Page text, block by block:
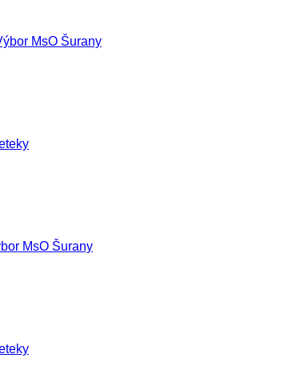
MsO Šurany
MsO Šurany